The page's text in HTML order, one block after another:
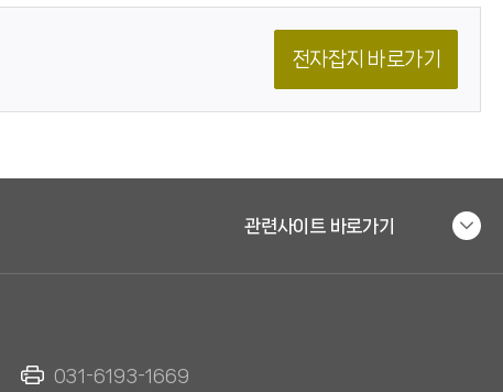
전자잡지 바로가기
관련사이트 바로가기
031-6193-1669